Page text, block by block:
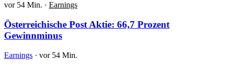
vor 54 Min. · Earnings
Österreichische Post Aktie: 66,7 Prozent
Gewinnminus
Earnings · vor 54 Min.